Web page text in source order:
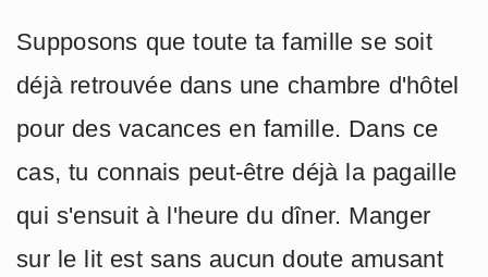
Supposons que toute ta famille se soit
déjà retrouvée dans une chambre d'hôtel
pour des vacances en famille. Dans ce
cas, tu connais peut-être déjà la pagaille
qui s'ensuit à l'heure du dîner. Manger
sur le lit est sans aucun doute amusant